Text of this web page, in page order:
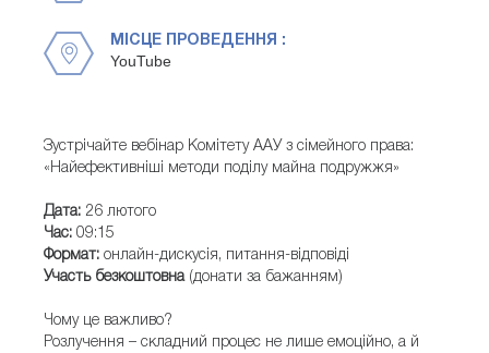
МІСЦЕ ПРОВЕДЕННЯ :
YouTube
Зустрічайте вебінар Комітету ААУ з сімейного права:
«Найефективніші методи поділу майна подружжя»
Дата: 26 лютого
Час: 09:15
Формат: онлайн-дискусія, питання-відповіді
Участь безкоштовна (донати за бажанням)
Чому це важливо?
Розлучення – складний процес не лише емоційно, а й